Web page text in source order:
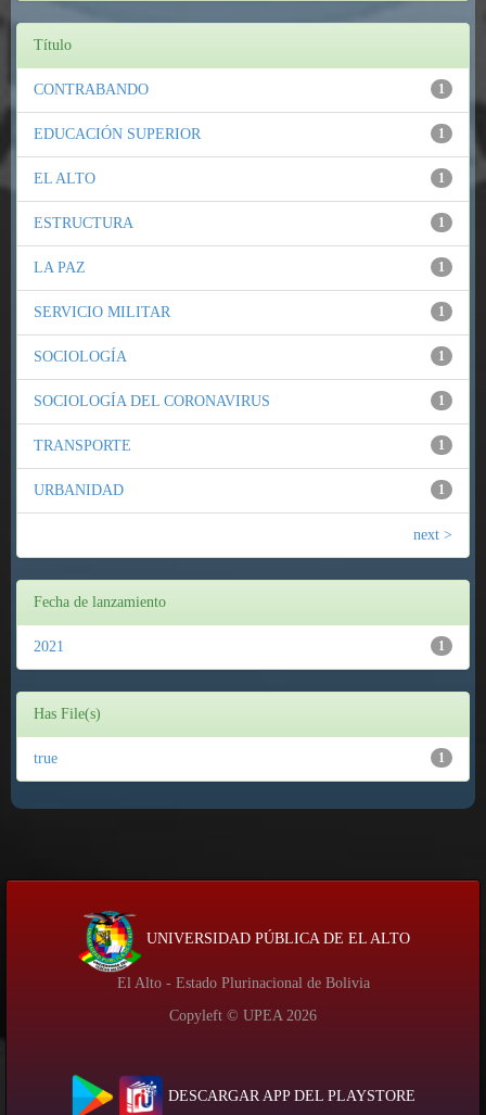
Título
1
CONTRABANDO
1
EDUCACIÓN SUPERIOR
1
EL ALTO
1
ESTRUCTURA
1
LA PAZ
1
SERVICIO MILITAR
1
SOCIOLOGÍA
1
SOCIOLOGÍA DEL CORONAVIRUS
1
TRANSPORTE
1
URBANIDAD
next >
Fecha de lanzamiento
1
2021
Has File(s)
1
true
UNIVERSIDAD PÚBLICA DE EL ALTO
El Alto - Estado Plurinacional de Bolivia
Copyleft © UPEA 2026
DESCARGAR APP DEL PLAYSTORE